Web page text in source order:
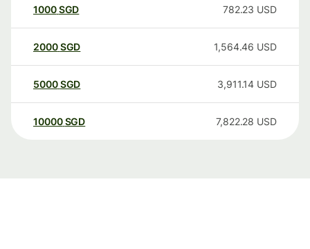
1000SGD 782.23 USD
2000SGD 1,564.46 USD
5000SGD 3,911.14 USD
10000 SGD 7,822.28 USD